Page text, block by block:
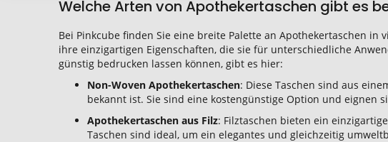
Welche Arten von Apothekertaschen gibt es
Bei Pinkcube finden Sie eine breite Palette an Apothekertaschen
ihre einzigartigen Eigenschaften, die sie für unterschiedliche
günstig bedrucken lassen können, gibt es hier:
Non-Woven Apothekertaschen: Diese Taschen sind aus
bekannt ist. Sie sind eine kostengünstige Option und eignen
Apothekertaschen aus Filz: Filztaschen bieten ein
Taschen sind ideal, um ein elegantes und gleichzeitig